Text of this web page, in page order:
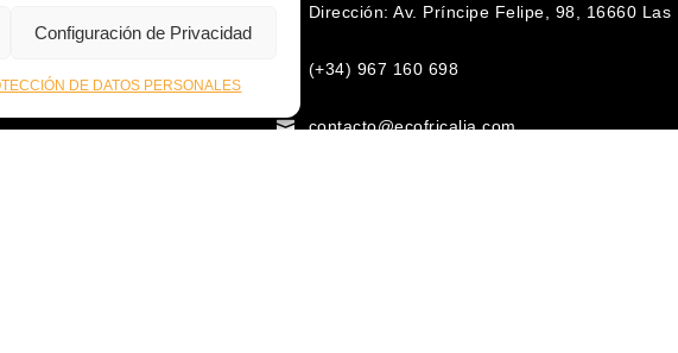
Configuración de Privacidad
DE DATOS PERSONALES
de 15 años de
en torno al uso de la
Dirección: Av. Príncipe Felipe, 98, 16660 Las
(+34) 967 160 698
 contacto@ecofricalia.com